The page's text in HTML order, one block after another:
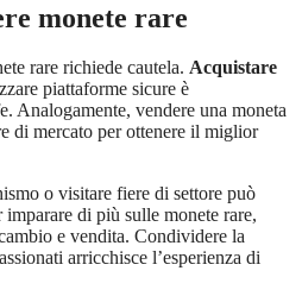
monete rare
rare richiede cautela. Acquistare
piattaforme sicure è
Analogamente, vendere una moneta
di mercato per ottenere il miglior
o visitare fiere di settore può
imparare di più sulle monete rare,
e vendita. Condividere la
arricchisce l’esperienza di